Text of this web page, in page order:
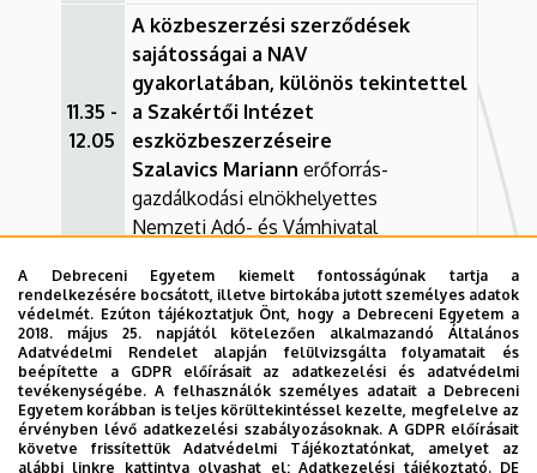
11.35 -
12.05
A közbeszerzési szerződések
sajátosságai a NAV
gyakorlatában, különös tekintettel
a Szakértői Intézet
eszközbeszerzéseire
Szalavics Mariann erőforrás-
gazdálkodási elnökhelyettes
Nemzeti Adó- és Vámhivatal
12.05
-
12.50
Aktuális audit-tapasztalatok
Dr. Dencső Balázsfőigazgató
Európai Támogatásokat Auditáló
Főigazgatósá
12.50
-
Integritás az európai uniós források
felhasználásában
Holbusz Tímeaelnökhelyettes
A Debreceni Egyetem kiemelt fontosságúnak tartja a
rendelkezésére bocsátott, illetve birtokába jutott személyes adatok
védelmét. Ezúton tájékoztatjuk Önt, hogy a Debreceni Egyetem a
2018. május 25. napjától kötelezően alkalmazandó Általános
Adatvédelmi Rendelet alapján felülvizsgálta folyamatait és
beépítette a GDPR előírásait az adatkezelési és adatvédelmi
tevékenységébe. A felhasználók személyes adatait a Debreceni
Egyetem korábban is teljes körültekintéssel kezelte, megfelelve az
érvényben lévő adatkezelési szabályozásoknak. A GDPR előírásait
követve frissítettük Adatvédelmi Tájékoztatónkat, amelyet az
alábbi linkre kattintva olvashat el:Adatkezelési tájékoztató. DE